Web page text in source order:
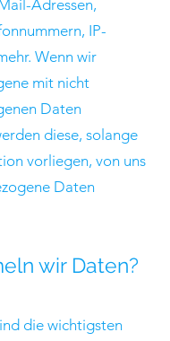
Adressen,
IP-
Wenn wir
mit nicht
Daten
diese, solange
vorliegen, von uns
Daten
wir Daten?
die wichtigsten